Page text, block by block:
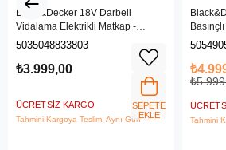
Black&Decker 18V Darbeli
Vidalama Elektrikli Matkap -
BDCHD18SC1K-QW
5035048833803
₺3.999,00
ÜCRETSIZ KARGO
Tahmini Kargoya Teslim: Aynı Gün
SEPETE
EKLE
Tahmini